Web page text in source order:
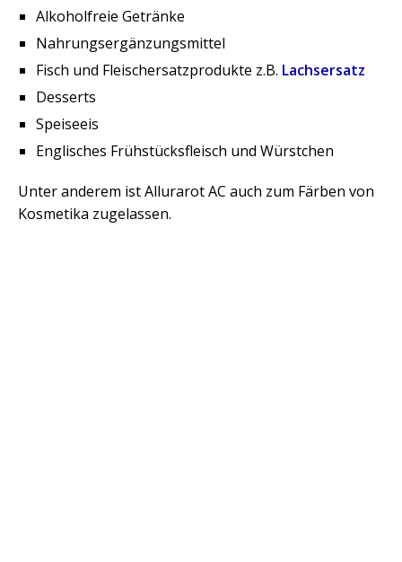
Alkoholfreie Getränke
Nahrungsergänzungsmittel
Fisch und Fleischersatzprodukte z.B. Lachsersatz
Desserts
Speiseeis
Englisches Frühstücksfleisch und Würstchen
Unter anderem ist Allurarot AC auch zum Färben von
Kosmetika zugelassen.